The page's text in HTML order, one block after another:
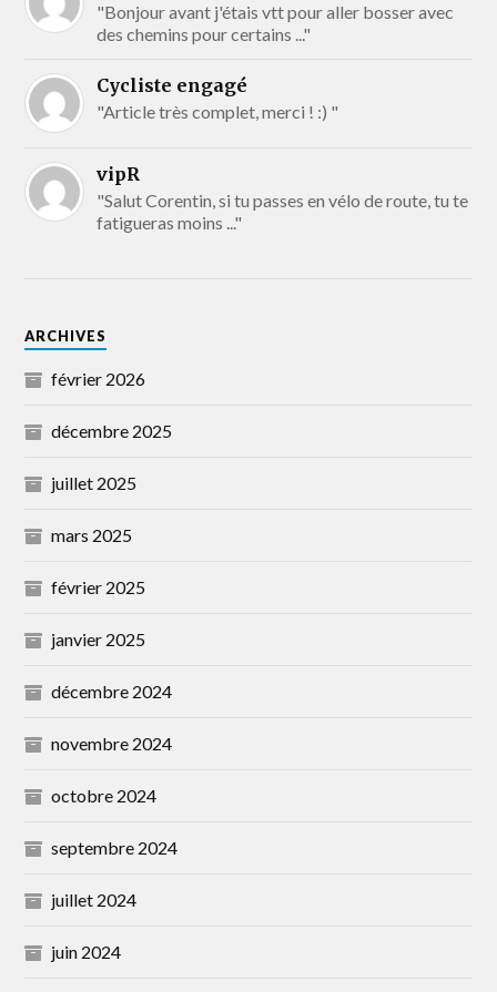
"Bonjour avant j'étais vtt pour aller bosser avec
des chemins pour certains ..."
Cycliste engagé
"Article très complet, merci ! :) "
vipR
"Salut Corentin, si tu passes en vélo de route, tu te
fatigueras moins ..."
ARCHIVES
février 2026
décembre 2025
juillet 2025
mars 2025
février 2025
janvier 2025
décembre 2024
novembre 2024
octobre 2024
septembre 2024
juillet 2024
juin 2024